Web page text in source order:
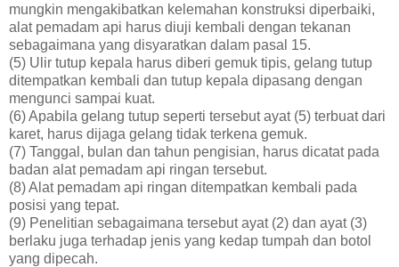
mungkin mengakibatkan kelemahan konstruksi diperbaiki,
alat pemadam api harus diuji kembali dengan tekanan
sebagaimana yang disyaratkan dalam pasal 15.
(5) Ulir tutup kepala harus diberi gemuk tipis, gelang tutup
ditempatkan kembali dan tutup kepala dipasang dengan
mengunci sampai kuat.
(6) Apabila gelang tutup seperti tersebut ayat (5) terbuat dari
karet, harus dijaga gelang tidak terkena gemuk.
(7) Tanggal, bulan dan tahun pengisian, harus dicatat pada
badan alat pemadam api ringan tersebut.
(8) Alat pemadam api ringan ditempatkan kembali pada
posisi yang tepat.
(9) Penelitian sebagaimana tersebut ayat (2) dan ayat (3)
berlaku juga terhadap jenis yang kedap tumpah dan botol
yang dipecah.